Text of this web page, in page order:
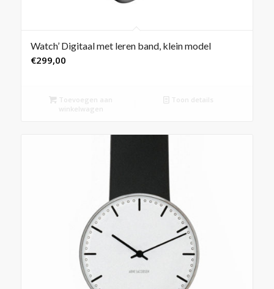
Watch’ Digitaal met leren band, klein model
€299,00
Toevoegen aan
winkelwagen
Toon details